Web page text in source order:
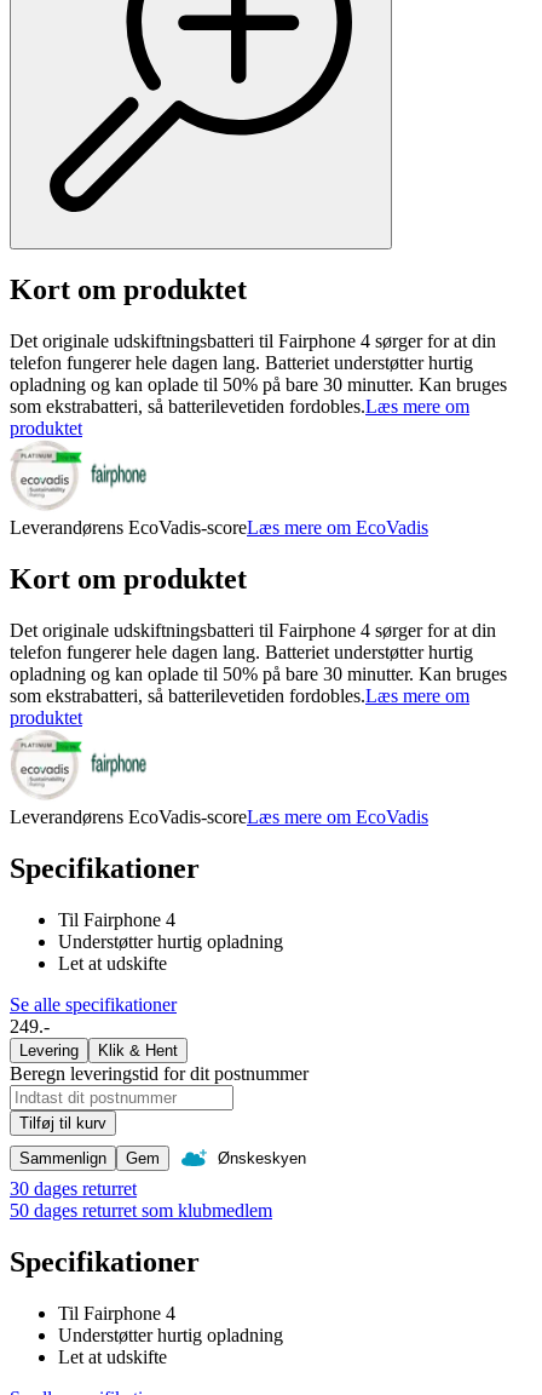
Kort om produktet
Det originale udskiftningsbatteri til Fairphone 4 sørger for at din
telefon fungerer hele dagen lang. Batteriet understøtter hurtig
opladning og kan oplade til 50% på bare 30 minutter. Kan bruges
som ekstrabatteri, så batterilevetiden fordobles.Læs mere om
produktet
Leverandørens EcoVadis-scoreLæs mere om EcoVadis
Kort om produktet
Det originale udskiftningsbatteri til Fairphone 4 sørger for at din
telefon fungerer hele dagen lang. Batteriet understøtter hurtig
opladning og kan oplade til 50% på bare 30 minutter. Kan bruges
som ekstrabatteri, så batterilevetiden fordobles.Læs mere om
produktet
Leverandørens EcoVadis-scoreLæs mere om EcoVadis
Specifikationer
Til Fairphone 4
Understøtter hurtig opladning
Let at udskifte
Se alle specifikationer
249.-
Levering Klik & Hent
Beregn leveringstid for dit postnummer
Tilføj til kurv
Sammenlign
Gem Ønskeskyen
30 dages returret
50 dages returret som klubmedlem
Specifikationer
Til Fairphone 4
Understøtter hurtig opladning
Let at udskifte